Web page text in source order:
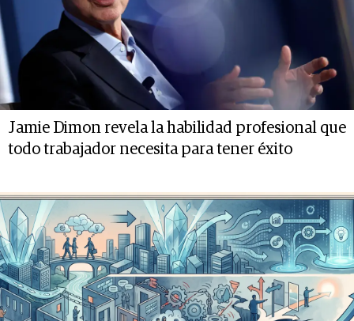
Jamie Dimon revela la habilidad profesional que
todo trabajador necesita para tener éxito